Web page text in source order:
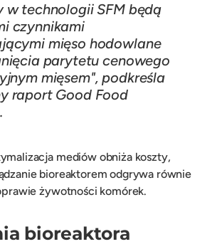
w technologii SFM będą
czynnikami
mięso hodowlane
parytetu cenowego
mięsem", podkreśla
raport Good Food
mediów obniża koszty,
bioreaktorem odgrywa równie
żywotności komórek.
bioreaktora